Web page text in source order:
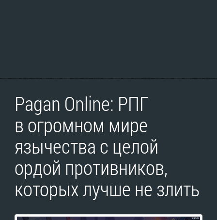
Pagan Online: РПГ
в огромном мире
язычества с целой
ордой противников,
которых лучше не злить